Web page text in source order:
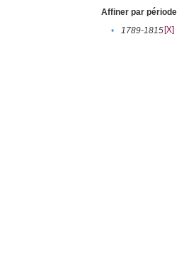
Affiner par période
•
1789-1815[X]